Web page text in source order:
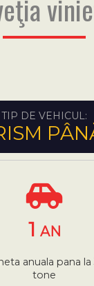
TIP DE VEHICUL:
1 AN
anuala pana la
tone